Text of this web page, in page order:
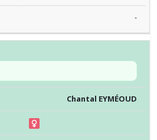
-
Chantal EYMÉOUD